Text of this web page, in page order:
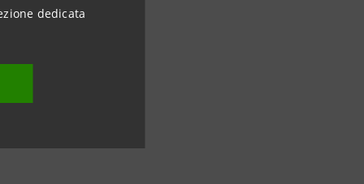
dedicata